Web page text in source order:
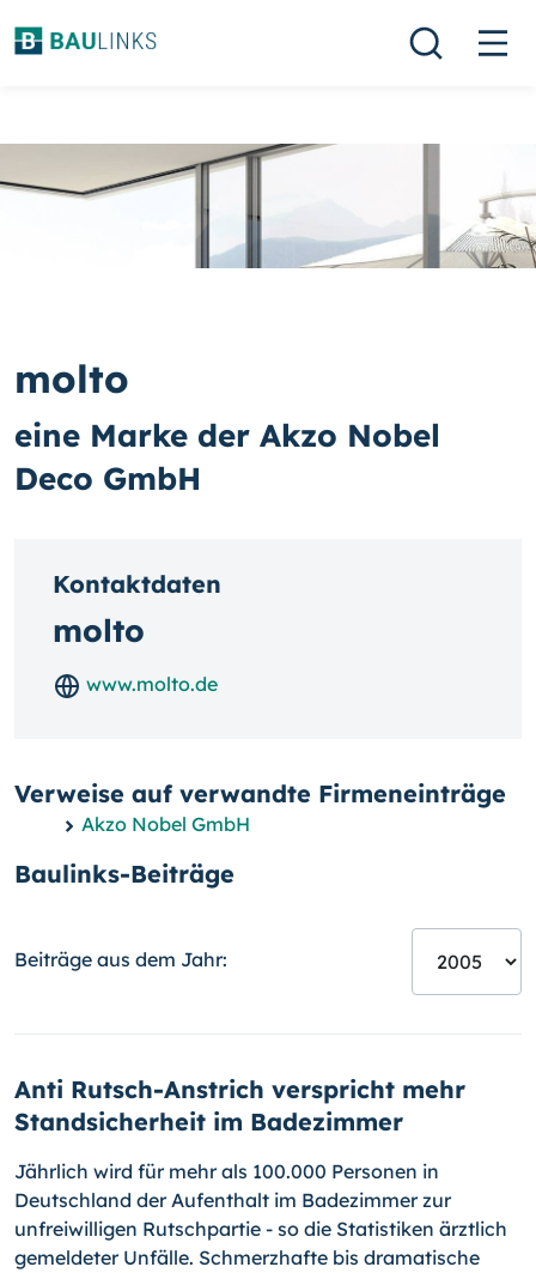
molto
eine Marke der Akzo Nobel
Deco GmbH
Kontaktdaten
molto
www.molto.de
Verweise auf verwandte Firmeneinträge
Akzo Nobel GmbH
Baulinks-Beiträge
Beiträge aus dem Jahr:
Anti Rutsch-Anstrich verspricht mehr
Standsicherheit im Badezimmer
Jährlich wird für mehr als 100.000 Personen in
Deutschland der Aufenthalt im Badezimmer zur
unfreiwilligen Rutschpartie - so die Statistiken ärztlich
gemeldeter Unfälle. Schmerzhafte bis dramatische